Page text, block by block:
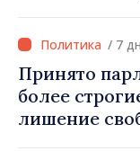
расширяет
мониторинг
/ 7
Принято
более
лишение